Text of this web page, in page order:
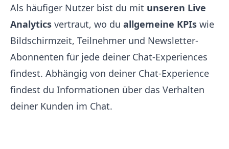
Als häufiger Nutzer bist du mit unseren Live
Analytics vertraut, wo du allgemeine KPIs wie
Bildschirmzeit, Teilnehmer und Newsletter-
Abonnenten für jede deiner Chat-Experiences
findest. Abhängig von deiner Chat-Experience
findest du Informationen über das Verhalten
deiner Kunden im Chat.‍